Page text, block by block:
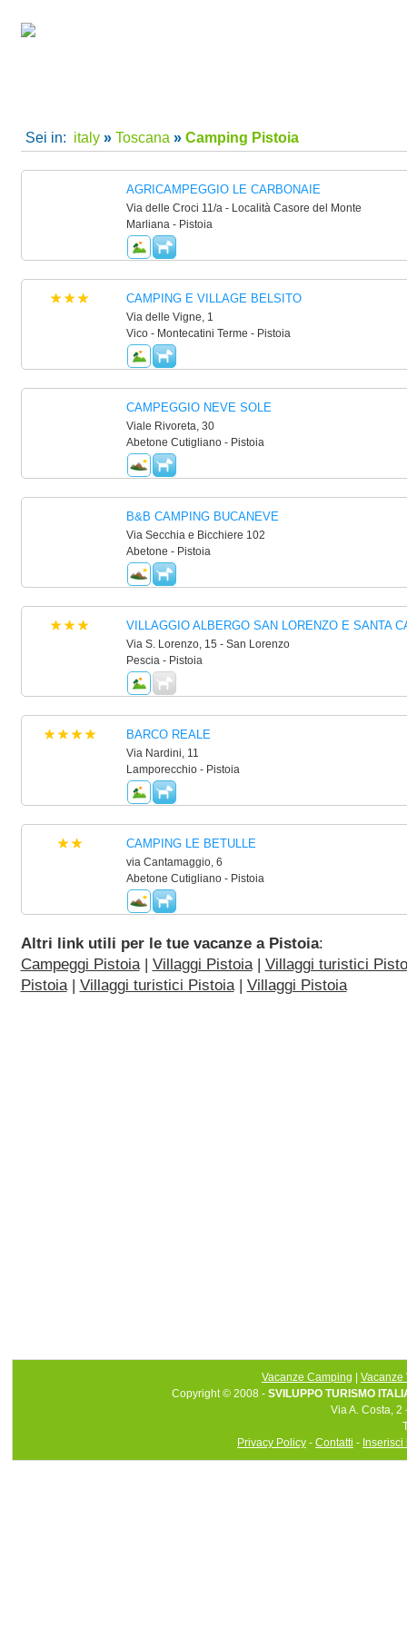
Sei in: italy» Toscana » Camping Pistoia
AGRICAMPEGGIO LE CARBONAIE
Via delle Croci 11/a - Località Casore del Monte
Marliana - Pistoia
CAMPING E VILLAGE BELSITO
Via delle Vigne, 1
Vico - Montecatini Terme - Pistoia
CAMPEGGIO NEVE SOLE
Viale Rivoreta, 30
Abetone Cutigliano - Pistoia
B&B CAMPING BUCANEVE
Via Secchia e Bicchiere 102
Abetone - Pistoia
VILLAGGIO ALBERGO SAN LORENZO E SANTA
Via S. Lorenzo, 15 - San Lorenzo
Pescia - Pistoia
BARCO REALE
Via Nardini, 11
Lamporecchio - Pistoia
CAMPING LE BETULLE
via Cantamaggio, 6
Abetone Cutigliano - Pistoia
Altri link utili per le tue vacanze a Pistoia:
Campeggi Pistoia| Villaggi Pistoia| Villaggi turistici
Pistoia| Villaggi turistici Pistoia| Villaggi Pistoia
Vacanze Camping
Vacanze
Copyright © 2008 - SVILUPPO TURISMO
Via A. Costa,
Privacy Policy - Contatti -